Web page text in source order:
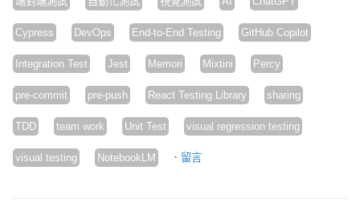
Cypress DevOps End-to-End Testing GitHub Copilot
Integration Test Jest Memori Mixtini Percy
pre-commit pre-push React Testing Library sharing
TDD team work Unit Test visual regression testing
visual testing NotebookLM · 留言